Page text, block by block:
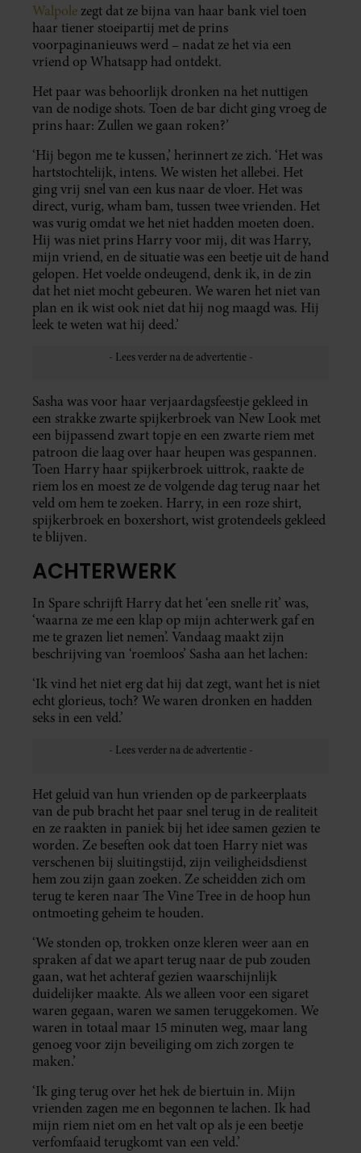
Walpole zegt dat ze bijna van haar bank viel toen
haar tiener stoeipartij met de prins
voorpaginanieuws werd – nadat ze het via een
vriend op Whatsapp had ontdekt.
Het paar was behoorlijk dronken na het nuttigen
van de nodige shots. Toen de bar dicht ging vroeg de
prins haar: Zullen we gaan roken?’
‘Hij begon me te kussen,’ herinnert ze zich. ‘Het was
hartstochtelijk, intens. We wisten het allebei. Het
ging vrij snel van een kus naar de vloer. Het was
direct, vurig, wham bam, tussen twee vrienden. Het
was vurig omdat we het niet hadden moeten doen.
Hij was niet prins Harry voor mij, dit was Harry,
mijn vriend, en de situatie was een beetje uit de hand
gelopen. Het voelde ondeugend, denk ik, in de zin
dat het niet mocht gebeuren. We waren het niet van
plan en ik wist ook niet dat hij nog maagd was. Hij
leek te weten wat hij deed.’
Sasha was voor haar verjaardagsfeestje gekleed in
een strakke zwarte spijkerbroek van New Look met
een bijpassend zwart topje en een zwarte riem met
patroon die laag over haar heupen was gespannen.
Toen Harry haar spijkerbroek uittrok, raakte de
riem los en moest ze de volgende dag terug naar het
veld om hem te zoeken. Harry, in een roze shirt,
spijkerbroek en boxershort, wist grotendeels gekleed
te blijven.
ACHTERWERK
In Spare schrijft Harry dat het ‘een snelle rit’ was,
‘waarna ze me een klap op mijn achterwerk gaf en
me te grazen liet nemen’. Vandaag maakt zijn
beschrijving van ‘roemloos’ Sasha aan het lachen:
‘Ik vind het niet erg dat hij dat zegt, want het is niet
echt glorieus, toch? We waren dronken en hadden
seks in een veld.’
Het geluid van hun vrienden op de parkeerplaats
van de pub bracht het paar snel terug in de realiteit
en ze raakten in paniek bij het idee samen gezien te
worden. Ze beseften ook dat toen Harry niet was
verschenen bij sluitingstijd, zijn veiligheidsdienst
hem zou zijn gaan zoeken. Ze scheidden zich om
terug te keren naar The Vine Tree in de hoop hun
ontmoeting geheim te houden.
‘We stonden op, trokken onze kleren weer aan en
spraken af dat we apart terug naar de pub zouden
gaan, wat het achteraf gezien waarschijnlijk
duidelijker maakte. Als we alleen voor een sigaret
waren gegaan, waren we samen teruggekomen. We
waren in totaal maar 15 minuten weg, maar lang
genoeg voor zijn beveiliging om zich zorgen te
maken.’
‘Ik ging terug over het hek de biertuin in. Mijn
vrienden zagen me en begonnen te lachen. Ik had
mijn riem niet om en het valt op als je een beetje
verfomfaaid terugkomt van een veld.’